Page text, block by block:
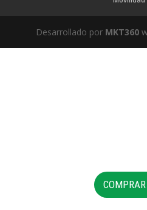
Desarrollado por MKT360